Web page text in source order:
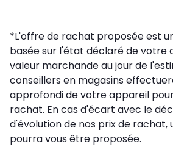
*L'offre de rachat proposée est
basée sur l'état déclaré de votre
valeur marchande au jour de
conseillers en magasins
approfondi de votre appareil
rachat. En cas d'écart avec le
d'évolution de nos prix de rachat,
pourra vous être proposée.